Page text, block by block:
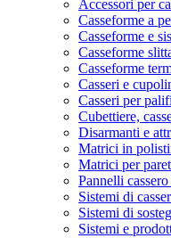
Accessori per
Casseforme a
Casseforme e
Casseforme
Casseforme
Casseri e
Casseri per
Cubettiere,
Disarmanti e
Matrici in
Matrici per
Pannelli
Sistemi di
Sistemi di
Sistemi e